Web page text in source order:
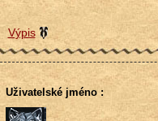
Výpis
Uživatelské jméno :